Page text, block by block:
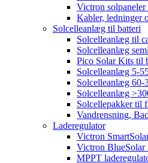
Victron
Kabler, ledninger
Solcelleanlæg til batteri
Solcelleanlæg til
Solcelleanlæg
Pico Solar Kits til
Solcelleanlæg 5-
Solcelleanlæg 60-
Solcelleanlæg
Solcellepakker til
Vandrensning,
Laderegulator
Victron
Victron BlueSolar
MPPT